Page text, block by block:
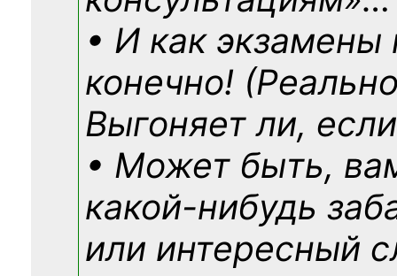
• И как экзамены
конечно!
Выгоняет ли,
• Может быть,
какой-нибудь
или интересный